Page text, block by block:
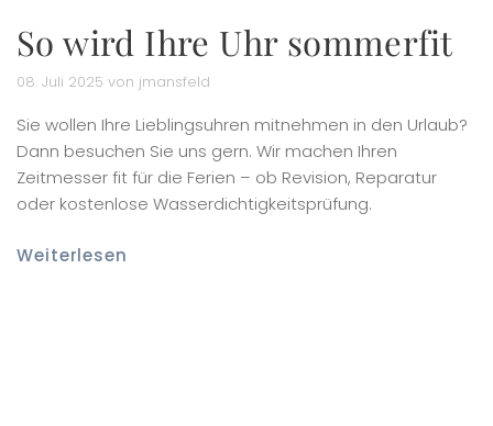
So wird Ihre Uhr sommerfit
08. Juli 2025 von jmansfeld
Sie wollen Ihre Lieblingsuhren mitnehmen in den Urlaub?
Dann besuchen Sie uns gern. Wir machen Ihren
Zeitmesser fit für die Ferien – ob Revision, Reparatur
oder kostenlose Wasserdichtigkeitsprüfung.
Weiterlesen